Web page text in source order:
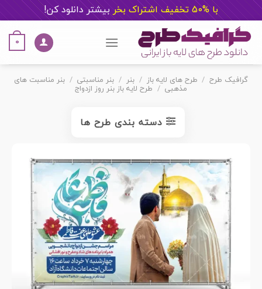
با %50 تخفیف اشتراک بخر بیشتر دانلود کن!
content
0
گرافیک طرح / طرح های لایه باز / بنر / بنر مناسبتی / بنر مناسبت های
مذهبی / طرح لایه باز بنر روز ازدواج
دسته بندی طرح ها